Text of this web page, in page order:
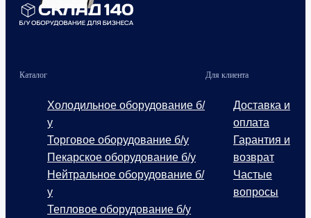
Каталог
Холодильное оборудование б/
у
Торговое оборудование б/у
Пекарское оборудование б/у
Нейтральное оборудование б/
у
Тепловое оборудование б/у
Для клиента
Доставка и
оплата
Гарантия и
возврат
Частые
вопросы